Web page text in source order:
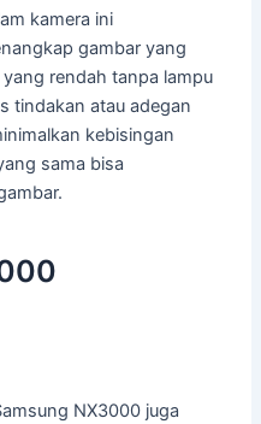
kamera ini
gambar yang
rendah tanpa lampu
tindakan atau adegan
kebisingan
sama bisa
NX3000 juga